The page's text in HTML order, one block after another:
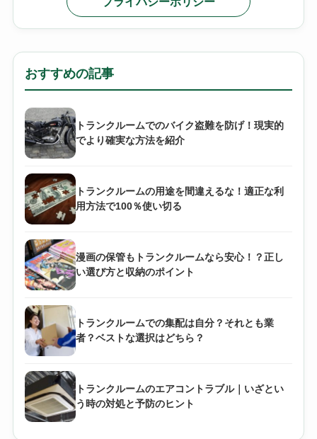
おすすめの記事
トランクルームでのバイク盗難を防げ！現実的
でより確実な方法を紹介
トランクルームの用途を間違えるな！適正な利
用方法で100％使い切る
漫画の保管もトランクルームなら安心！？正し
い選び方と収納のポイント
トランクルームでの集配は自分？それとも業
者？ベストな選択はどちら？
トランクルームのエアコントラブル｜いざとい
う時の対処と予防のヒント